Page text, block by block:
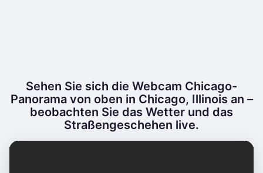
Sehen Sie sich die Webcam Chicago-
Panorama von oben in Chicago, Illinois an –
beobachten Sie das Wetter und das
Straßengeschehen live.